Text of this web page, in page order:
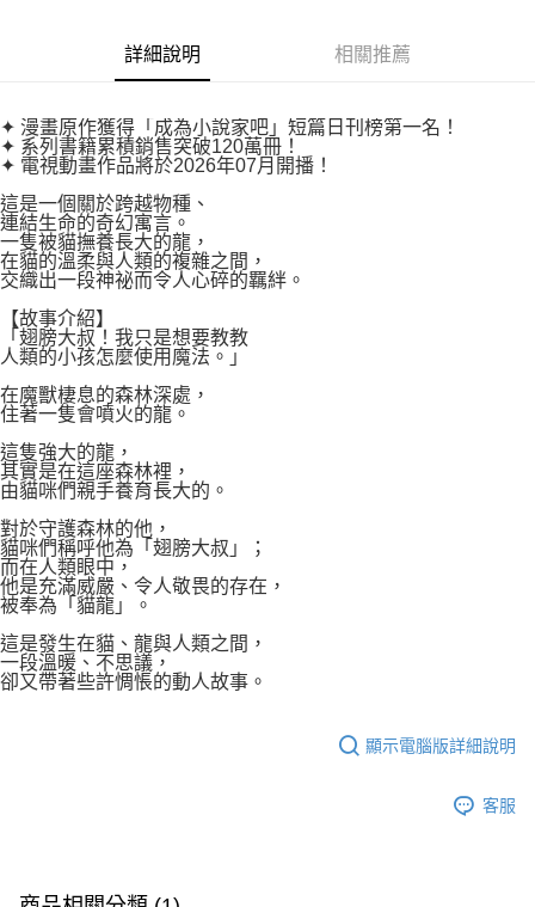
恩沛科技股份有限公司將有權停止該用戶之使用額度並採取法律行動。
詳細說明 相關推薦
✦ 漫畫原作獲得「成為小說家吧」短篇日刊榜第一名！
✦ 系列書籍累積銷售突破120萬冊！
✦ 電視動畫作品將於2026年07月開播！
這是一個關於跨越物種、
連結生命的奇幻寓言。
一隻被貓撫養長大的龍，
在貓的溫柔與人類的複雜之間，
交織出一段神祕而令人心碎的羈絆。
【故事介紹】
「翅膀大叔！我只是想要教教
人類的小孩怎麼使用魔法。」
在魔獸棲息的森林深處，
住著一隻會噴火的龍。
這隻強大的龍，
其實是在這座森林裡，
由貓咪們親手養育長大的。
對於守護森林的他，
貓咪們稱呼他為「翅膀大叔」；
而在人類眼中，
他是充滿威嚴、令人敬畏的存在，
被奉為「貓龍」。
這是發生在貓、龍與人類之間，
一段溫暖、不思議，
卻又帶著些許惆悵的動人故事。
顯示電腦版詳細說明
客服